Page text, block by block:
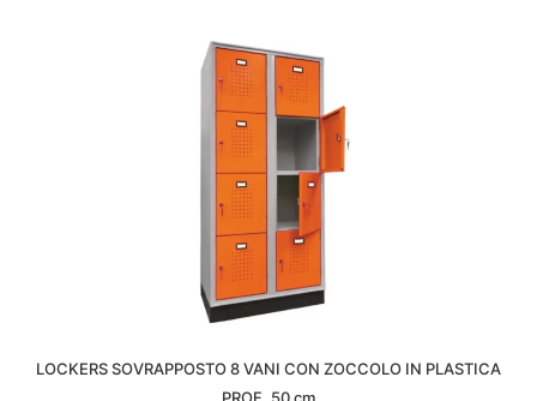
LOCKERS SOVRAPPOSTO 8 VANI CON ZOCCOLO IN PLASTICA